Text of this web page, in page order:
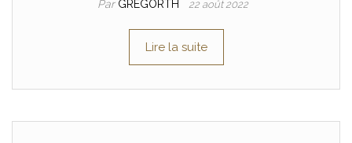
Par GREGORTH 22 août 2022
Lire la suite